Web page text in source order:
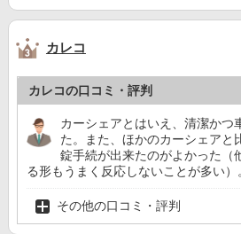
カレコ
カレコの口コミ・評判
カーシェアとはいえ、清潔かつ
た。また、ほかのカーシェアと
錠手続が出来たのがよかった（
る形もうまく反応しないことが多い）
その他の口コミ・評判